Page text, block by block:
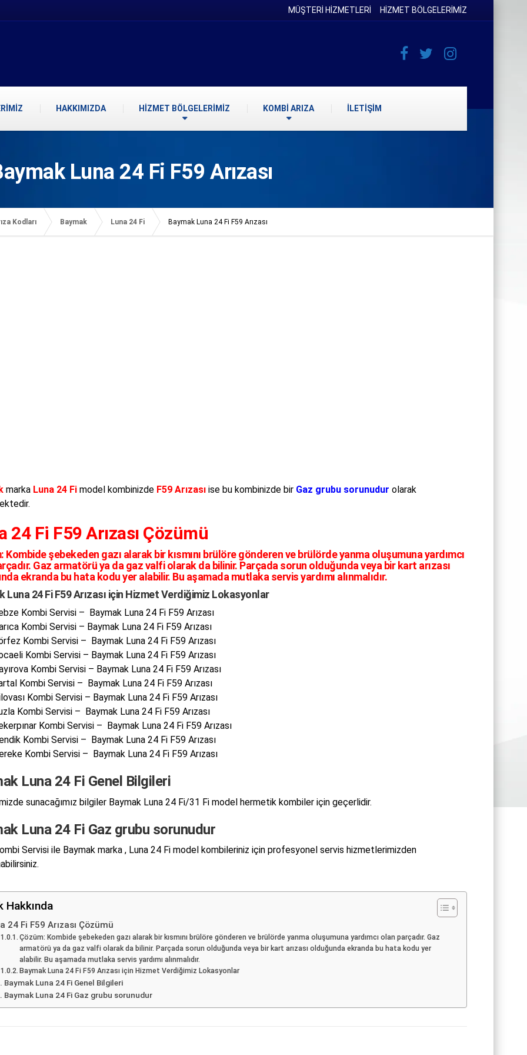
MÜŞTERİ HİZMETLERİ HİZMET BÖLGELERİMİZ
HAKKIMIZDA HİZMET BÖLGELERİMİZ KOMBİ ARIZA İLETİŞİM
Luna 24 Fi F59 Arızası
Kodları Baymak Luna 24 Fi Baymak Luna 24 Fi F59 Arızası
marka Luna 24 Fimodel kombinizde F59 Arızasıise bu kombinizde bir Gaz grubu sorunudur olarak
24 Fi F59 Arızası Çözümü
Kombide şebekeden gazı alarak bir kısmını brülöre gönderen ve brülörde yanma oluşumuna yardımcı
Gaz armatörü ya da gaz valfi olarak da bilinir. Parçada sorun olduğunda veya bir kart arızası
ekranda bu hata kodu yer alabilir. Bu aşamada mutlaka servis yardımı alınmalıdır.
Luna 24 Fi F59 Arızası için Hizmet Verdiğimiz Lokasyonlar
Kombi Servisi – Baymak Luna 24 Fi F59 Arızası
Kombi Servisi – Baymak Luna 24 Fi F59 Arızası
Kombi Servisi – Baymak Luna 24 Fi F59 Arızası
Kombi Servisi – Baymak Luna 24 Fi F59 Arızası
Kombi Servisi – Baymak Luna 24 Fi F59 Arızası
Kombi Servisi – Baymak Luna 24 Fi F59 Arızası
Kombi Servisi – Baymak Luna 24 Fi F59 Arızası
Kombi Servisi – Baymak Luna 24 Fi F59 Arızası
Kombi Servisi – Baymak Luna 24 Fi F59 Arızası
Kombi Servisi – Baymak Luna 24 Fi F59 Arızası
Kombi Servisi – Baymak Luna 24 Fi F59 Arızası
Luna 24 Fi Genel Bilgileri
sunacağımız bilgiler Baymak Luna 24 Fi/31 Fi model hermetik kombiler için geçerlidir.
Luna 24 Fi Gaz grubu sorunudur
Servisi ile Baymak marka , Luna 24 Fi model kombileriniz için profesyonel servis hizmetlerimizden
Hakkında
24 Fi F59 Arızası Çözümü
Çözüm: Kombide şebekeden gazı alarak bir kısmını brülöre gönderen ve brülörde yanma oluşumuna yardımcı olan parçadır. Gaz
armatörü ya da gaz valfi olarak da bilinir. Parçada sorun olduğunda veya bir kart arızası olduğunda ekranda bu hata kodu yer
alabilir. Bu aşamada mutlaka servis yardımı alınmalıdır.
Baymak Luna 24 Fi F59 Arızası için Hizmet Verdiğimiz Lokasyonlar
Baymak Luna 24 Fi Genel Bilgileri
Baymak Luna 24 Fi Gaz grubu sorunudur